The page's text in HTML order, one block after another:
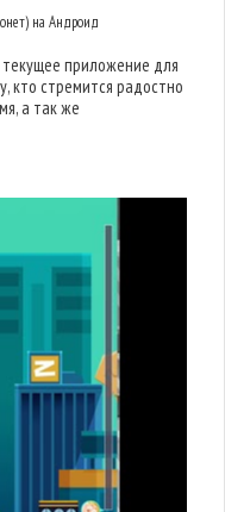
на Андроид
приложение для
кто стремится радостно
а так же